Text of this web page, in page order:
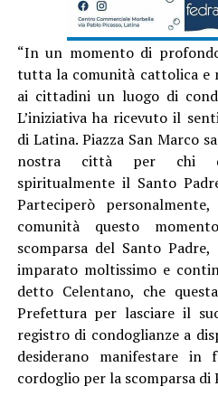
“In un momento di
tutta la comunità cattolica e
ai cittadini un luogo di
L’iniziativa ha ricevuto il
di Latina. Piazza San Marco
nostra città per chi
spiritualmente il Santo
Parteciperò
comunità questo
scomparsa del Santo
imparato moltissimo e
detto Celentano, che
Prefettura per lasciare il
registro di condoglianze a
desiderano manifestare
cordoglio per la scomparsa di